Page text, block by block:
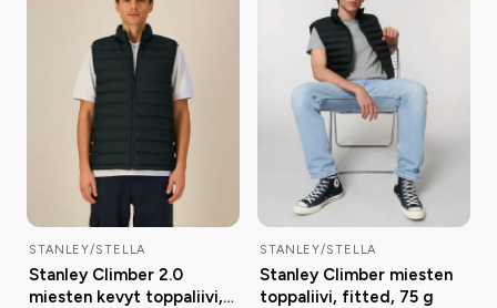
STANLEY/STELLA
Stanley Climber 2.0
miesten kevyt toppaliivi,
STANLEY/STELLA
Stanley Climber miesten
toppaliivi, fitted, 75 g